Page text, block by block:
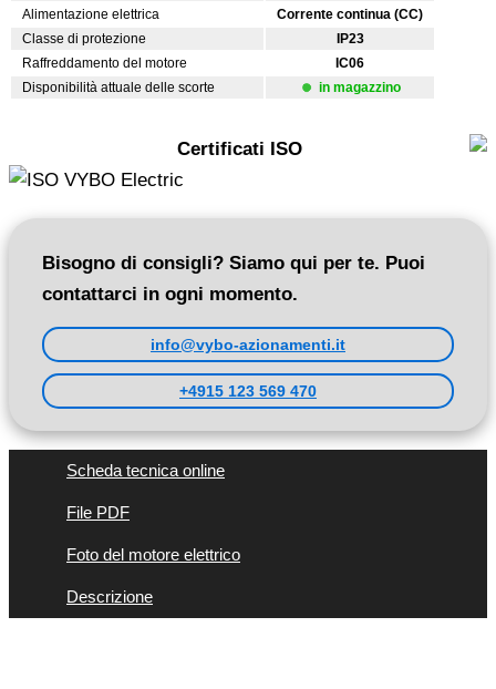
Alimentazione elettrica
Corrente continua (CC)
Classe di protezione
IP23
Raffreddamento del motore
IC06
Disponibilità attuale delle scorte
in magazzino
Certificati ISO
Bisogno di consigli? Siamo qui per te. Puoi
contattarci in ogni momento.
info@vybo-azionamenti.it
+4915 123 569 470
Scheda tecnica online
File PDF
Foto del motore elettrico
Descrizione